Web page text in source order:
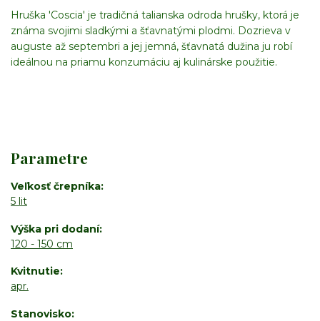
Hruška 'Coscia' je tradičná talianska odroda hrušky, ktorá je
známa svojimi sladkými a šťavnatými plodmi. Dozrieva v
auguste až septembri a jej jemná, šťavnatá dužina ju robí
ideálnou na priamu konzumáciu aj kulinárske použitie.
Parametre
Veľkosť črepníka
5 lit
Výška pri dodaní
120 - 150 cm
Kvitnutie
apr.
Stanovisko